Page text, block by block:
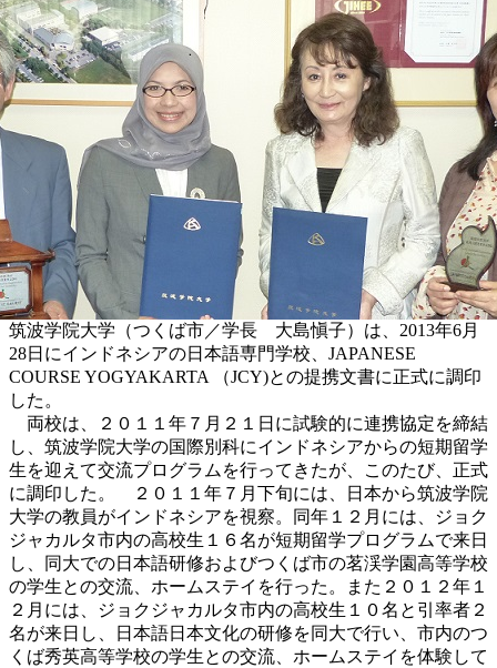
筑波学院大学（つくば市／学長 大島愼子）は、2013年6月
28日にインドネシアの日本語専門学校、JAPANESE
COURSE YOGYAKARTA （JCY)との提携文書に正式に調印
した。
両校は、２０１１年７月２１日に試験的に連携協定を締結
し、筑波学院大学の国際別科にインドネシアからの短期留学
生を迎えて交流プログラムを行ってきたが、このたび、正式
に調印した。 ２０１１年７月下旬には、日本から筑波学院
大学の教員がインドネシアを視察。同年１２月には、ジョク
ジャカルタ市内の高校生１６名が短期留学プログラムで来日
し、同大での日本語研修およびつくば市の茗渓学園高等学校
の学生との交流、ホームステイを行った。また２０１２年１
２月には、ジョクジャカルタ市内の高校生１０名と引率者２
名が来日し、日本語日本文化の研修を同大で行い、市内のつ
くば秀英高等学校の学生との交流、ホームステイを体験して